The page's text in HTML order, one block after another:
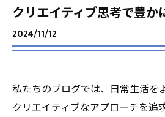
クリエイティブ思考で豊か
2024/11/12
私たちのブログでは、日常生活を
クリエイティブなアプローチを追